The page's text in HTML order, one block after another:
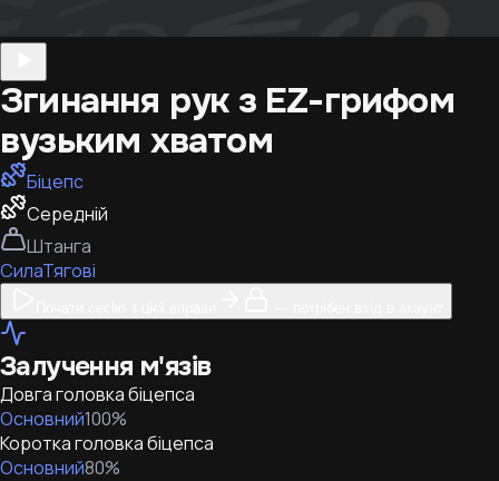
Згинання рук з EZ-грифом
вузьким хватом
Біцепс
Середній
Штанга
СилаТягові
Залучення м'язів
Довга головка біцепса
Основний100%
Коротка головка біцепса
Основний80%